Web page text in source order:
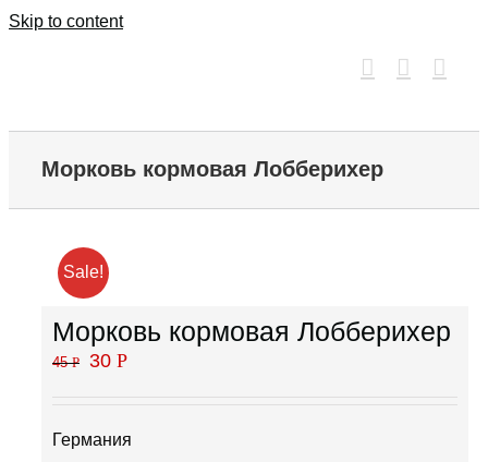
Skip to content
Морковь кормовая Лобберихер
Sale!
Морковь кормовая Лобберихер
45Р 30 Р
Германия